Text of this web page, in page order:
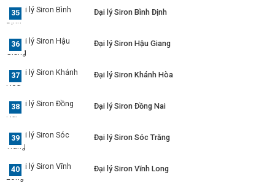
Đại lý Siron Bình Định
Đại lý Siron Hậu Giang
Đại lý Siron Khánh Hòa
Đại lý Siron Đồng Nai
Đại lý Siron Sóc Trăng
Đại lý Siron Vĩnh Long